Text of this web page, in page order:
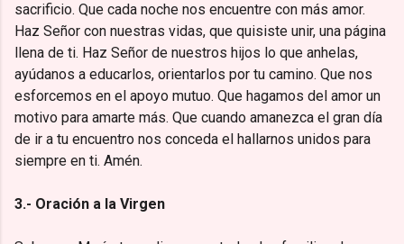
sacrificio. Que cada noche nos encuentre con más amor.
Haz Señor con nuestras vidas, que quisiste unir, una página
llena de ti. Haz Señor de nuestros hijos lo que anhelas,
ayúdanos a educarlos, orientarlos por tu camino. Que nos
esforcemos en el apoyo mutuo. Que hagamos del amor un
motivo para amarte más. Que cuando amanezca el gran día
de ir a tu encuentro nos conceda el hallarnos unidos para
siempre en ti. Amén.
3.- Oración a la Virgen